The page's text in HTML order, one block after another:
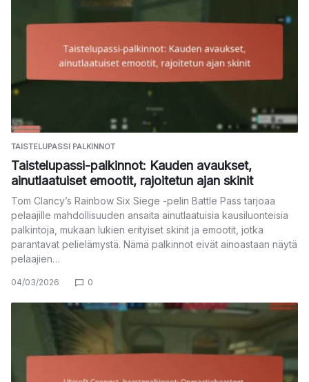
TAISTELUPASSI PALKINNOT
Taistelupassi-palkinnot: Kauden avaukset,
ainutlaatuiset emootit, rajoitetun ajan skinit
Tom Clancy’s Rainbow Six Siege -pelin Battle Pass tarjoaa
pelaajille mahdollisuuden ansaita ainutlaatuisia kausiluonteisia
palkintoja, mukaan lukien erityiset skinit ja emootit, jotka
parantavat pelielämystä. Nämä palkinnot eivät ainoastaan näytä
pelaajien…
04/03/2026 0